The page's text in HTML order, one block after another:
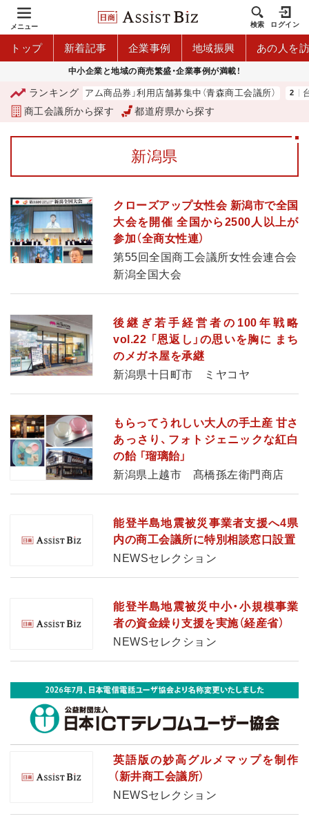
メニュー 検索 ログイン
トップ 新着記事 企業事例 地域振興 あの人を
中小企業と地域の商売繁盛・企業事例が満載！
ランキング
「青森市プレミアム商品券」利用店舗募集中（青森商工会議所） 台
商工会議所から探す 都道府県から探す
新潟県
クローズアップ女性会 新潟市で全国
大会を開催 全国から2500人以上が
参加（全商女性連）
第55回全国商工会議所女性会連合会
新潟全国大会
後継ぎ若手経営者の100年戦略
vol.22 「恩返し」の思いを胸に まち
のメガネ屋を承継
新潟県十日町市 ミヤコヤ
もらってうれしい大人の手土産 甘さ
あっさり、フォトジェニックな紅白
の飴 「瑠璃飴」
新潟県上越市 髙橋孫左衛門商店
能登半島地震被災事業者支援へ4県
内の商工会議所に特別相談窓口設置
NEWSセレクション
能登半島地震被災中小・小規模事業
者の資金繰り支援を実施（経産省）
NEWSセレクション
英語版の妙高グルメマップを制作
（新井商工会議所）
NEWSセレクション